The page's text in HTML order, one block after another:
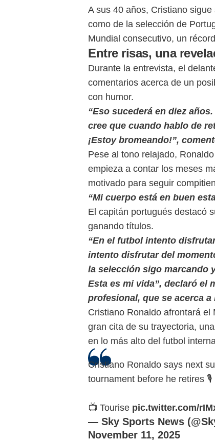
A sus 40 años, Cristiano
como de la selección de
Mundial consecutivo, un
Entre risas, una
Durante la entrevista, el
comentarios acerca de un
con humor.
“Eso sucederá en diez
cree que cuando hablo de
¡Estoy bromeando!”,
Pese al tono relajado,
empieza a contar los meses
motivado para seguir
“Mi cuerpo está en buen
El capitán portugués destacó
ganando títulos.
“En el futbol intento
intento disfrutar del
la selección sigo marcando
Esta es mi vida”, declaró el
profesional, que se acerca
Cristiano Ronaldo afrontará
gran cita de su trayectoria,
en lo más alto del futbol
Cristiano Ronaldo says next
tournament before he retires 🎙️
📺 Tourise pic.twitter.com/
— Sky Sports News
November 11, 2025